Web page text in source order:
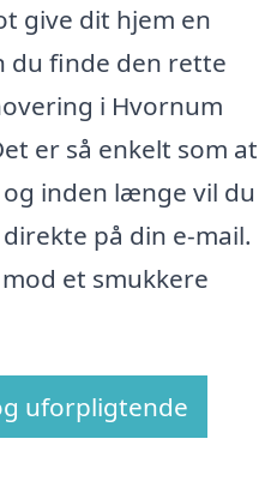
give dit hjem en
du finde den rette
i Hvornum
er så enkelt som at
inden længe vil du
på din e-mail.
et smukkere
uforpligtende